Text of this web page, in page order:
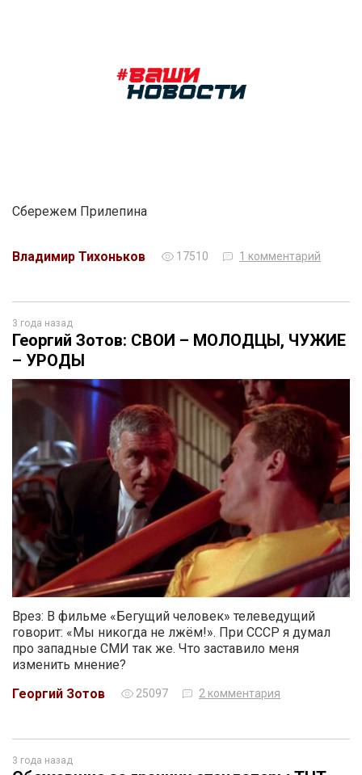
Сбережем Прилепина
Владимир Тихоньков 17510 1 комментарий
3 года назад
Георгий Зотов: СВОИ – МОЛОДЦЫ, ЧУЖИЕ
– УРОДЫ
Врез: В фильме «Бегущий человек» телеведущий
говорит: «Мы никогда не лжём!». При СССР я думал
про западные СМИ так же. Что заставило меня
изменить мнение?
Георгий Зотов
25097 2 комментария
3 года назад